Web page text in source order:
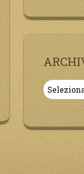
Archivio
Messaggi